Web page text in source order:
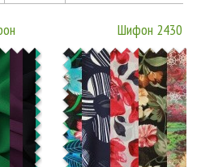
Шифон 2430